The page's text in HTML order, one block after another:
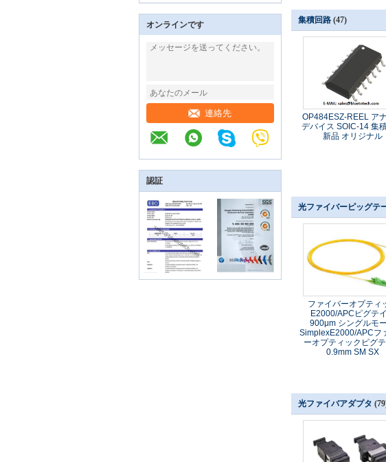
オンラインです
連絡先
認証
集積回路 (47)
OP484ESZ-REEL ア
デバイス SOIC-14 集
新品 オリジナル
光ファイバーピッグテ
ファイバーオプティ
E2000/APCピグテ
900μm シングルモ
SimplexE2000/APCフ
ーオプティックピグ
0.9mm SM SX
光ファイバアダプタ